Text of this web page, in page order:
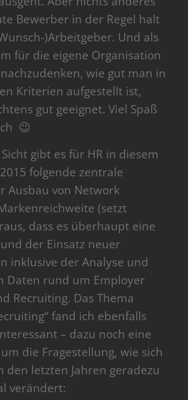
Bewerber in der Regel halt
)Arbeitgeber. Und als
für die eigene Organisation
wie gut man in
Kriterien aufgestellt ist,
gut geeignet. Viel Spaß
😉
gibt es für HR in diesem
folgende zentrale
Ausbau von Network
(setzt
dass es überhaupt eine
der Einsatz neuer
inklusive der Analyse und
Daten rund um Employer
Recruiting. Das Thema
fand ich ebenfalls
– dazu noch eine
die Fragestellung, wie sich
den letzten Jahren geradezu
verändert: